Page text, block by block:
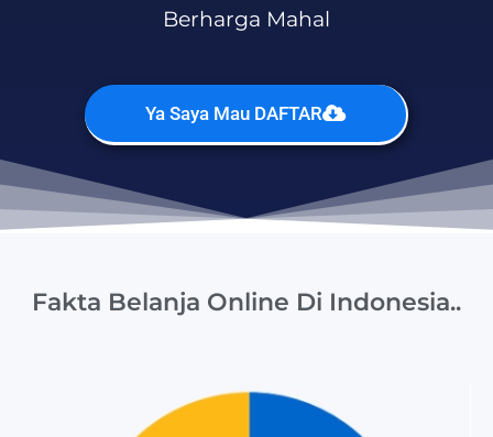
Berharga Mahal
Ya Saya Mau DAFTAR
Fakta Belanja Online Di Indonesia..